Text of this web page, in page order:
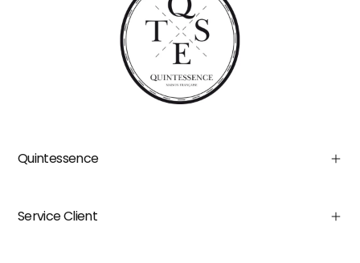
Quintessence
Service Client